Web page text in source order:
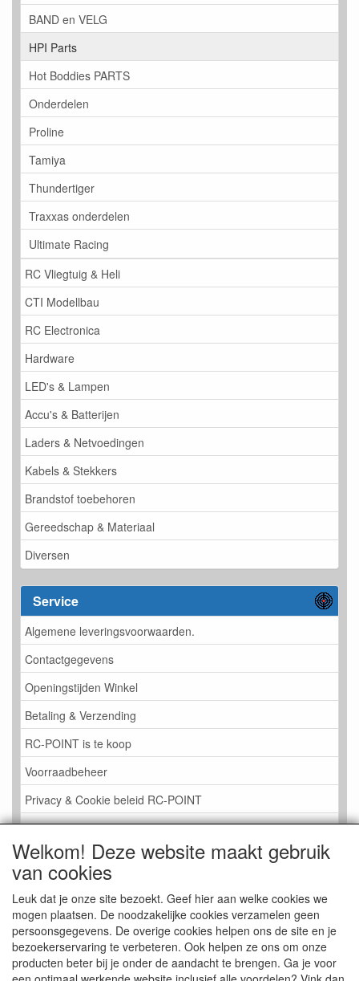
BAND en VELG
HPI Parts
Hot Boddies PARTS
Onderdelen
Proline
Tamiya
Thundertiger
Traxxas onderdelen
Ultimate Racing
RC Vliegtuig & Heli
CTI Modellbau
RC Electronica
Hardware
LED's & Lampen
Accu's & Batterijen
Laders & Netvoedingen
Kabels & Stekkers
Brandstof toebehoren
Gereedschap & Materiaal
Diversen
Service
Algemene leveringsvoorwaarden.
Contactgegevens
Openingstijden Winkel
Betaling & Verzending
RC-POINT is te koop
Voorraadbeheer
Privacy & Cookie beleid RC-POINT
LINK PAGINA
Gastenboek RC-POINT
Kijkje in de Winkel
Welkom! Deze website maakt gebruik
van cookies
Leuk dat je onze site bezoekt. Geef hier aan welke cookies we
mogen plaatsen. De noodzakelijke cookies verzamelen geen
persoonsgegevens. De overige cookies helpen ons de site en je
bezoekerservaring te verbeteren. Ook helpen ze ons om onze
producten beter bij je onder de aandacht te brengen. Ga je voor